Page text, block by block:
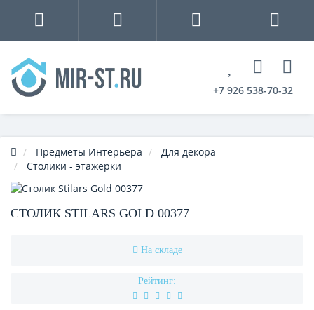
+7 926 538-70-32
Предметы Интерьера
Для декора
Столики - этажерки
СТОЛИК STILARS GOLD 00377
На складе
Рейтинг: